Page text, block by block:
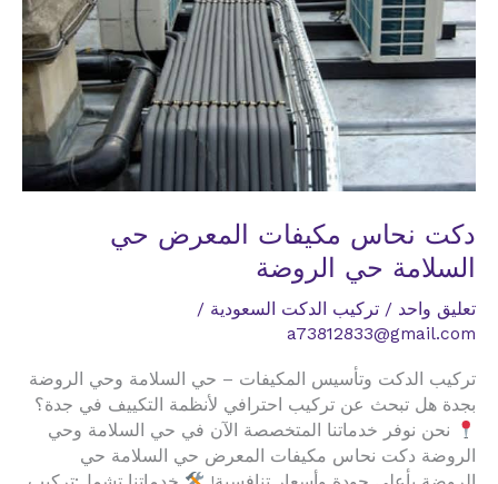
دكت نحاس مكيفات المعرض حي
السلامة حي الروضة
تعليق واحد / تركيب الدكت السعودية /
a73812833@gmail.com
تركيب الدكت وتأسيس المكيفات – حي السلامة وحي الروضة
بجدة هل تبحث عن تركيب احترافي لأنظمة التكييف في جدة؟
نحن نوفر خدماتنا المتخصصة الآن في حي السلامة وحي
الروضة دكت نحاس مكيفات المعرض حي السلامة حي